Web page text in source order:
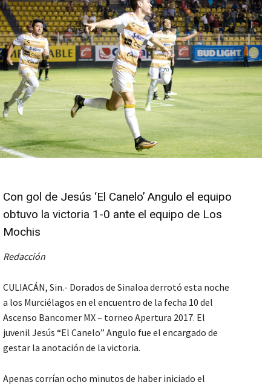
Con gol de Jesús ‘El Canelo’ Angulo el equipo
obtuvo la victoria 1-0 ante el equipo de Los
Mochis
Redacción
CULIACÁN, Sin.- Dorados de Sinaloa derrotó esta noche
a los Murciélagos en el encuentro de la fecha 10 del
Ascenso Bancomer MX – torneo Apertura 2017. El
juvenil Jesús “El Canelo” Angulo fue el encargado de
gestar la anotación de la victoria.
Apenas corrían ocho minutos de haber iniciado el